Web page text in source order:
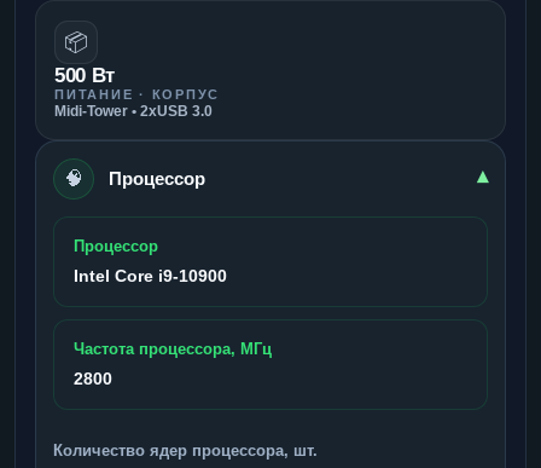
📦
500 Вт
ПИТАНИЕ · КОРПУС
Midi-Tower • 2xUSB 3.0
🧠 Процессор ▾
Процессор
Intel Core i9-10900
Частота процессора, МГц
2800
Количество ядер процессора, шт.